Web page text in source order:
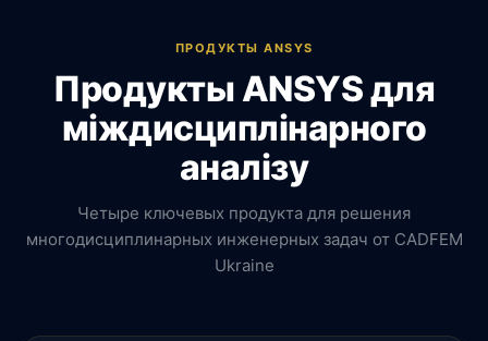
ПРОДУКТЫ ANSYS
Продукты ANSYS для
міждисциплінарного
аналізу
Четыре ключевых продукта для решения
многодисциплинарных инженерных задач от CADFEM
Ukraine